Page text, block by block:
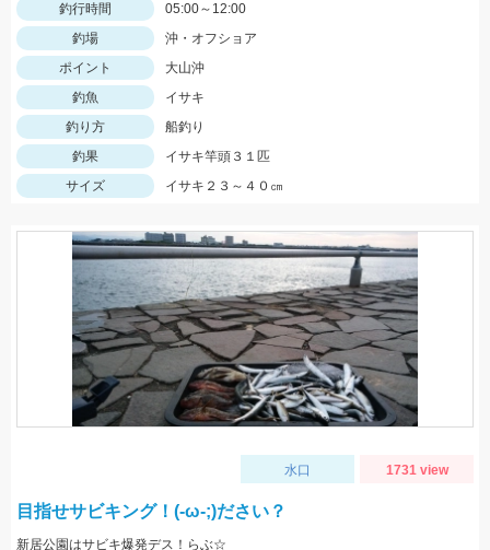
釣行時間
05:00～12:00
釣場
沖・オフショア
ポイント
大山沖
釣魚
イサキ
釣り方
船釣り
釣果
イサキ竿頭３１匹
サイズ
イサキ２３～４０㎝
水口 1731 view
目指せサビキング！(-ω-;)ださい？
新居公園はサビキ爆発デス！らぶ☆